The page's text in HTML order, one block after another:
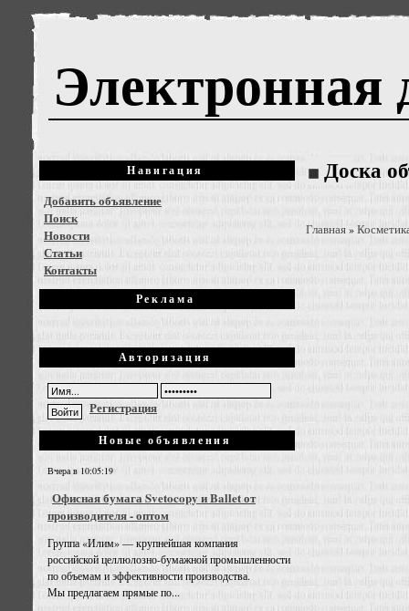
Электронная
Навигация
Добавить объявление
Поиск
Новости
Статьи
Контакты
Реклама
Авторизация
Регистрация
Новые объявления
Вчера в 10:05:19
Офисная бумага Svetocopy и Ballet от
производителя - оптом
Группа «Илим» — крупнейшая компания
российской целлюлозно-бумажной промышленности
по объемам и эффективности производства.
Мы предлагаем прямые по...
Доска
Главная»